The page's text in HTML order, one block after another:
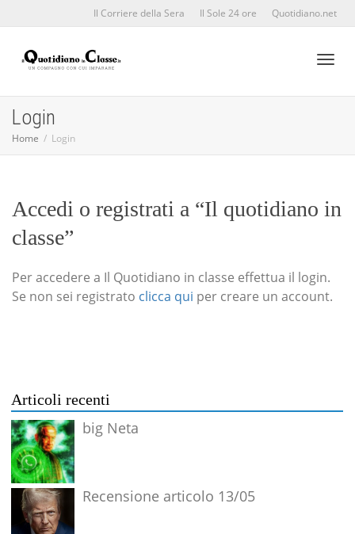
Il Corriere della Sera Il Sole 24 ore Quotidiano.net
Login
Home Login
Accedi o registrati a “Il quotidiano in
classe”
Per accedere a Il Quotidiano in classe effettua il login.
Se non sei registrato clicca qui per creare un account.
Articoli recenti
big Neta
Recensione articolo 13/05